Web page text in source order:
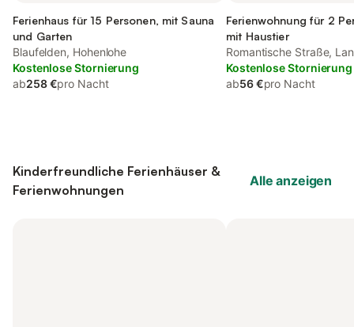
Ferienhaus für 15 Personen, mit Sauna
und Garten
Blaufelden, Hohenlohe
Kostenlose Stornierung
ab258 €pro Nacht
Ferienwohnung für 2
mit Haustier
Romantische Straße,
Schwäbisch Hall
Kostenlose Stornierung
ab56 €pro Nacht
Kinderfreundliche Ferienhäuser &
Ferienwohnungen
Alle anzeigen